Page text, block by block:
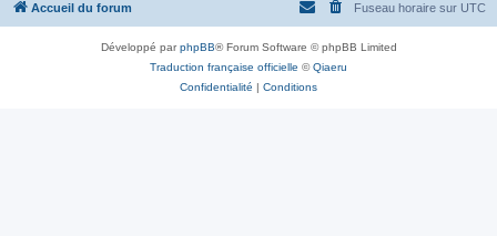
Accueil du forum Fuseau horaire sur UTC
Développé parphpBB® Forum Software © phpBB Limited
Traduction française officielle ©Qiaeru
Confidentialité | Conditions